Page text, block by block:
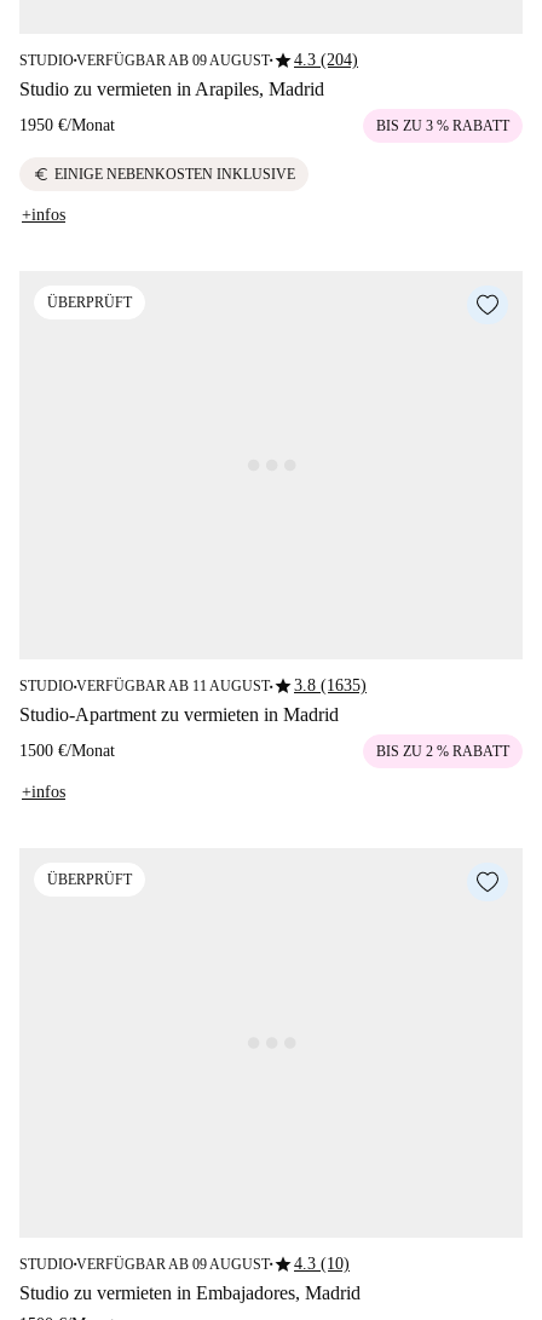
STUDIO■VERFÜGBAR AB 09 AUGUST■star4.3 (204)
Studio zu vermieten in Arapiles, Madrid
1950 €/Monat BIS ZU 3 % RABATT
euro EINIGE NEBENKOSTEN INKLUSIVE
+infos
ÜBERPRÜFT
STUDIO■VERFÜGBAR AB 11 AUGUST■star3.8 (1635)
Studio-Apartment zu vermieten in Madrid
1500 €/Monat BIS ZU 2 % RABATT
+infos
ÜBERPRÜFT
STUDIO■VERFÜGBAR AB 09 AUGUST■star4.3 (10)
Studio zu vermieten in Embajadores, Madrid